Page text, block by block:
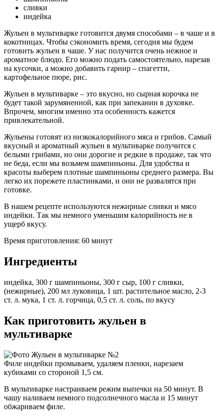
сливки
индейка
Жульен в мультиварке готовится двумя способами – в чаше и в
кокотницах. Чтобы сэкономить время, сегодня мы будем
готовить жульен в чаше. У нас получится очень нежное и
ароматное блюдо. Его можно подать самостоятельно, нарезав
на кусочки, а можно добавить гарнир – спагетти,
картофельное пюре, рис.
Жульен в мультиварке – это вкусно, но сырная корочка не
будет такой зарумяненной, как при запекании в духовке.
Впрочем, многим именно эта особенность кажется
привлекательной.
Жульены готовят из низкокалорийного мяса и грибов. Самый
вкусный и ароматный жульен в мультиварке получится с
белыми грибами, но они дорогие и редкие в продаже, так что
не беда, если мы возьмем шампиньоны. Для удобства и
красоты выберем плотные шампиньоны среднего размера. Вы
легко их порежете пластинками, и они не развалятся при
готовке.
В нашем рецепте используются нежирные сливки и мясо
индейки. Так мы немного уменьшим калорийность не в
ущерб вкусу.
Время приготовления: 60 минут
Ингредиенты
индейка, 300 г шампиньоны, 300 г сыр, 100 г сливки,
(нежирные), 200 мл луковица, 1 шт. растительное масло, 2-3
ст. л. мука, 1 ст. л. горчица, 0,5 ст. л. соль, по вкусу
Как приготовить жульен в
мультиварке
Филе индейки промываем, удаляем пленки, нарезаем
кубиками со стороной 1,5 см.
В мультиварке настраиваем режим выпечки на 50 минут. В
чашу наливаем немного подсолнечного масла и 15 минут
обжариваем филе.